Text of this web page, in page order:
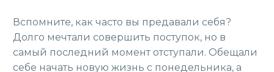
Вспомните, как часто вы предавали себя?
Долго мечтали совершить поступок, но в
самый последний момент отступали. Обещали
себе начать новую жизнь с понедельника, а